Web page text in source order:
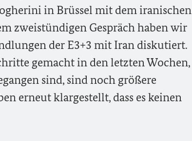
in Brüssel mit dem iranischen
zweistündigen Gespräch haben wir
der E3+3 mit Iran diskutiert.
gemacht in den letzten Wochen,
sind, sind noch größere
erneut klargestellt, dass es keinen